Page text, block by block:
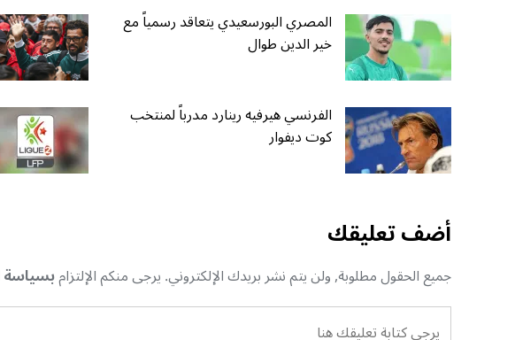
المصري البورسعيدي يتعاقد رسمياً مع
خير الدين طوال
الفرنسي هيرفيه رينارد مدرباً لمنتخب
كوت ديفوار
أضف تعليقك
جميع الحقول مطلوبة, ولن يتم نشر بريدك الإلكتروني. يرجى منكم الإلتزامبسياسة